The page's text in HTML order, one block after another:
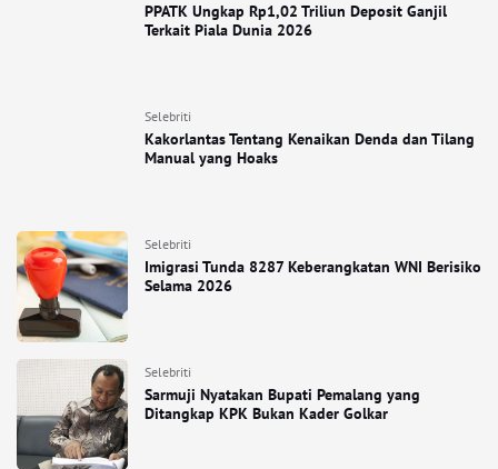
PPATK Ungkap Rp1,02 Triliun Deposit Ganjil
Terkait Piala Dunia 2026
Selebriti
Kakorlantas Tentang Kenaikan Denda dan Tilang
Manual yang Hoaks
Selebriti
Imigrasi Tunda 8287 Keberangkatan WNI Berisiko
Selama 2026
Selebriti
Sarmuji Nyatakan Bupati Pemalang yang
Ditangkap KPK Bukan Kader Golkar